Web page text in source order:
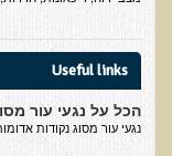
טבעונות הלכה למעשה
רכישת סדנת טבעונות
הרצאות ואירועים
Useful links
הכל על נגעי עור
נגעי עור מסוג נקודות